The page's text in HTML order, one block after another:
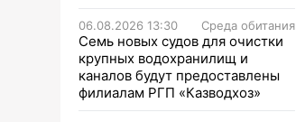
06.08.2026 13:30 Среда обитания
Семь новых судов для очистки
крупных водохранилищ и
каналов будут предоставлены
филиалам РГП «Казводхоз»